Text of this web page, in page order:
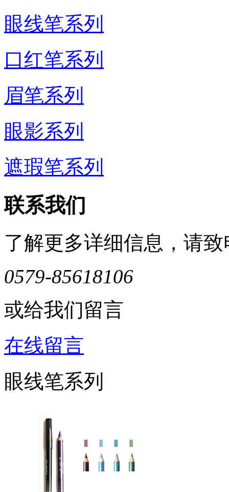
眼线笔系列
口红笔系列
眉笔系列
眼影系列
遮瑕笔系列
联系我们
了解更多详细信息，请致
0579-85618106
或给我们留言
在线留言
眼线笔系列